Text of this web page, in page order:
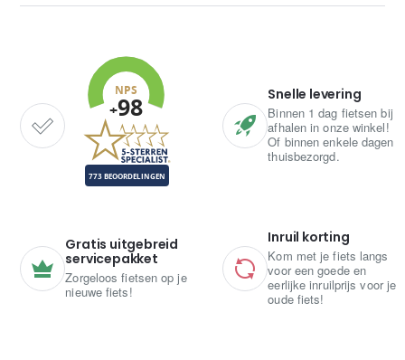
Gratis uitgebreid
servicepakket
Zorgeloos fietsen op je
nieuwe fiets!
Snelle levering
Binnen 1 dag fietsen bij
afhalen in onze winkel!
Of binnen enkele dagen
thuisbezorgd.
Inruil korting
Kom met je fiets langs
voor een goede en
eerlijke inruilprijs voor je
oude fiets!